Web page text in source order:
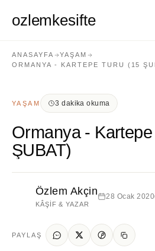
ozlemkesifte
ANASAYFA
YAŞAM
ORMANYA - KARTEPE TURU (15
YAŞAM 3 dakika okuma
Ormanya -
ŞUBAT)
Özlem Akçin
KÂŞIF & YAZAR
28 Ocak 2020
PAYLAŞ